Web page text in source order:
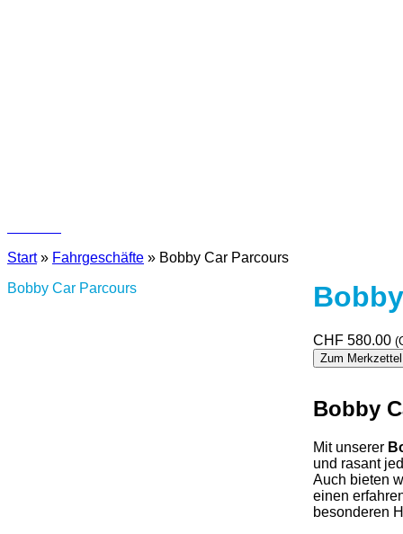
Start» Fahrgeschäfte » Bobby Car Parcours
Bobby Car Parcours
CHF 580.00 (
Zum
Bobby
Mit unserer
und rasant
Auch bieten
einen
besonderen